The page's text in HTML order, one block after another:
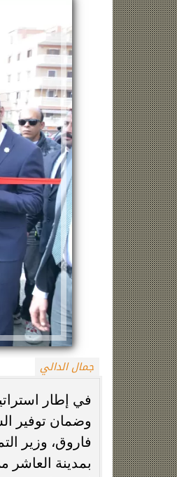
جمال الدالي
في إطار
وضمان توفير
بمدينة
زينة عمرو تتوج بجائزة الأفضل بعد